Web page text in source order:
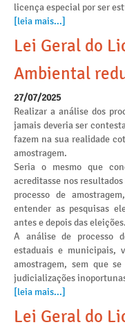
licença especial por ser
[leia mais...]
Lei Geral do
Ambiental
27/07/2025
Realizar a análise dos
jamais deveria ser
fazem na sua realidade
amostragem.
Seria o mesmo que
acreditasse nos
processo de
entender as pesquisas
antes e depois das eleições.
A análise de processo
estaduais e municipais,
amostragem, sem que
judicializações
[leia mais...]
Lei Geral do